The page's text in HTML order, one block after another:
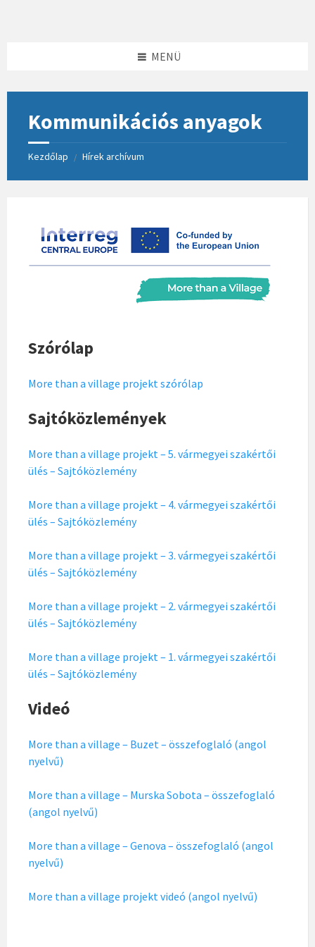
MENÜ
Kommunikációs anyagok
Kezdőlap / Hírek archívum
Szórólap
More than a village projekt szórólap
Sajtóközlemények
More than a village projekt – 5. vármegyei szakértői
ülés – Sajtóközlemény
More than a village projekt – 4. vármegyei szakértői
ülés – Sajtóközlemény
More than a village projekt – 3. vármegyei szakértői
ülés – Sajtóközlemény
More than a village projekt – 2. vármegyei szakértői
ülés – Sajtóközlemény
More than a village projekt – 1. vármegyei szakértői
ülés – Sajtóközlemény
Videó
More than a village – Buzet – összefoglaló (angol
nyelvű)
More than a village – Murska Sobota – összefoglaló
(angol nyelvű)
More than a village – Genova – összefoglaló (angol
nyelvű)
More than a village projekt videó (angol nyelvű)